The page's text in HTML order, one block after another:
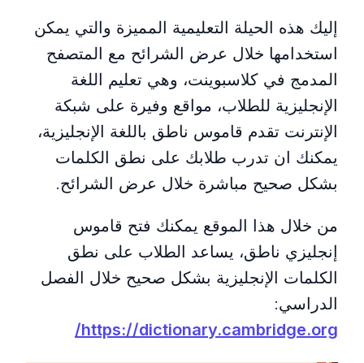
إليك هذه الحيلة التعليمية المميزة والتي يمكن
استخدامها خلال عرض الشرائح مع المتصفح
المدمج في كلاسبوينت، وهي تعليم اللغة
الإنجليزية للطلاب، مواقع وفيرة على شبكة
الإنترنت تقدم قاموس ناطق باللغة الإنجليزية،
يمكنك ان تدرب طلابك على نطق الكلمات
بشكل صحيح مباشرة خلال عرض الشرائح.
من خلال هذا الموقع يمكنك فتح قاموس
إنجليزي ناطق، يساعد الطلاب على نطق
الكلمات الإنجليزية بشكل صحيح خلال الفصل
الدراسي:
https://dictionary.cambridge.org/